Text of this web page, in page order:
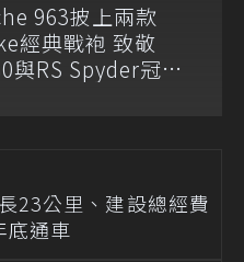
963披上兩款
經典戰袍 致敬
與RS Spyder冠軍
23公里、建設總經費
通車